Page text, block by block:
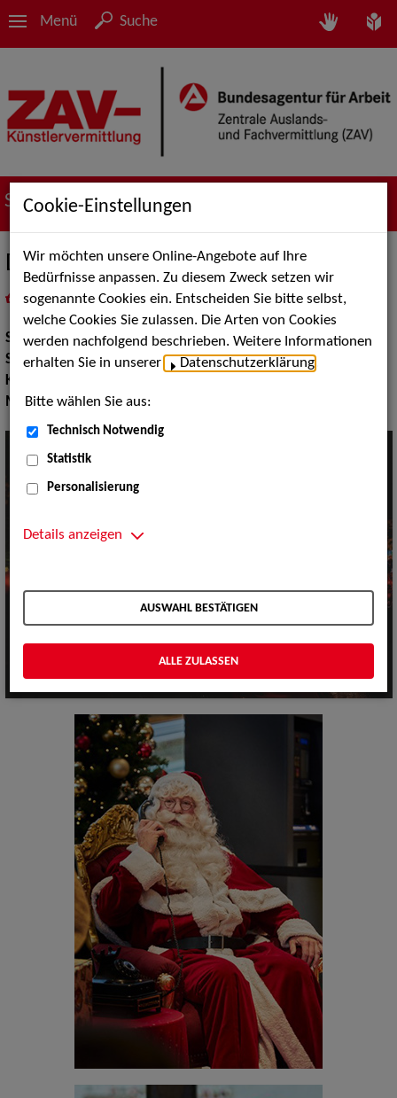
Menü Suche
Suche nach Künstler*innen
Der zauberhafte Weihnachtsmann
als PDF speichern
inMeine Merklistelegen
Show:Kinderunterhaltung, Walk Acts Animation
Show Acts: Zauberei
Kinderunterhaltung:
Musik Shows:Sonstiges
Cookie-Einstellungen
Wir möchten unsere Online-Angebote auf Ihre
Bedürfnisse anpassen. Zu diesem Zweck setzen wir
sogenannte Cookies ein. Entscheiden Sie bitte selbst,
welche Cookies Sie zulassen. Die Arten von Cookies
werden nachfolgend beschrieben. Weitere Informationen
erhalten Sie in unserer
Datenschutzerklärung
Bitte wählen Sie aus:
Technisch Notwendig
Statistik
Personalisierung
Details anzeigen
AUSWAHL BESTÄTIGEN
ALLE ZULASSEN